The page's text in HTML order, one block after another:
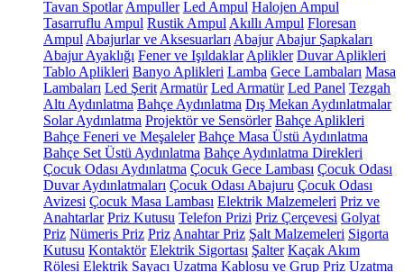
Tavan Spotlar Ampuller Led Ampul Halojen Ampul
Tasarruflu Ampul Rustik Ampul Akıllı Ampul Floresan
Ampul Abajurlar ve Aksesuarları Abajur Abajur Şapkaları
Abajur Ayaklığı Fener ve Işıldaklar Aplikler Duvar Aplikleri
Tablo Aplikleri Banyo Aplikleri Lamba Gece Lambaları Masa
Lambaları Led Şerit Armatür Led Armatür Led Panel Tezgah
Altı Aydınlatma Bahçe Aydınlatma Dış Mekan Aydınlatmalar
Solar Aydınlatma Projektör ve Sensörler Bahçe Aplikleri
Bahçe Feneri ve Meşaleler Bahçe Masa Üstü Aydınlatma
Bahçe Set Üstü Aydınlatma Bahçe Aydınlatma Direkleri
Çocuk Odası Aydınlatma Çocuk Gece Lambası Çocuk Odası
Duvar Aydınlatmaları Çocuk Odası Abajuru Çocuk Odası
Avizesi Çocuk Masa Lambası Elektrik Malzemeleri Priz ve
Anahtarlar Priz Kutusu Telefon Prizi Priz Çerçevesi Golyat
Priz Nümeris Priz Priz Anahtar Priz Şalt Malzemeleri Sigorta
Kutusu Kontaktör Elektrik Sigortası Şalter Kaçak Akım
Rölesi Elektrik Sayacı Uzatma Kablosu ve Grup Priz Uzatma